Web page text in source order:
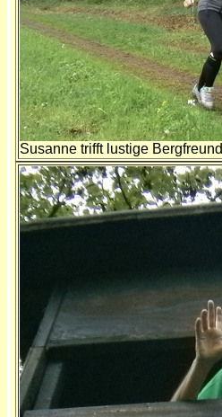
Susanne trifft lustige